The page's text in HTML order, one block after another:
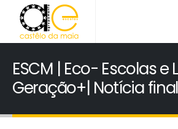
ESCM | Eco- Escolas e
Geração+| Notícia